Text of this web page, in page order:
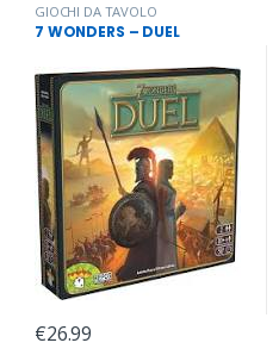
GIOCHI DA TAVOLO
7 WONDERS – DUEL
€26.99